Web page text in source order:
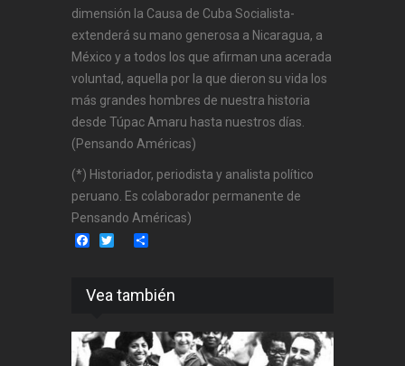
dimensión la Causa de Cuba Socialista-
extenderá su mano generosa a Nicaragua, a
México y a todos los que afirman una acerada
voluntad, aquella por la que dieron su vida los
más grandes hombres de nuestra historia
desde Túpac Amaru hasta nuestros días.
(Pensando Américas)
(*) Historiador, periodista y analista político
peruano. Es colaborador permanente de
Pensando Américas)
Facebook
Twitter
Vea también